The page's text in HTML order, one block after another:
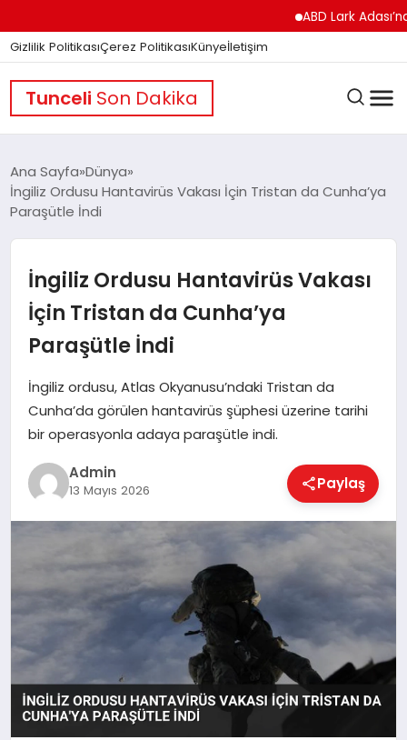
ABD Lark Adası’na
Gizlilik PolitikasıÇerez PolitikasıKünyeİletişim
Tunceli Son Dakika
GÜNDEM
DÜNYA
EĞITIM
EKONOMI
MAGAZIN
SPOR
TEKNOLOJI
Ana Sayfa Dünya
İngiliz Ordusu Hantavirüs Vakası İçin Tristan da Cunha’ya
Paraşütle İndi
İngiliz Ordusu Hantavirüs Vakası
İçin Tristan da Cunha’ya
Paraşütle İndi
İngiliz ordusu, Atlas Okyanusu’ndaki Tristan da
Cunha’da görülen hantavirüs şüphesi üzerine tarihi
bir operasyonla adaya paraşütle indi.
Admin
13 Mayıs 2026 Paylaş